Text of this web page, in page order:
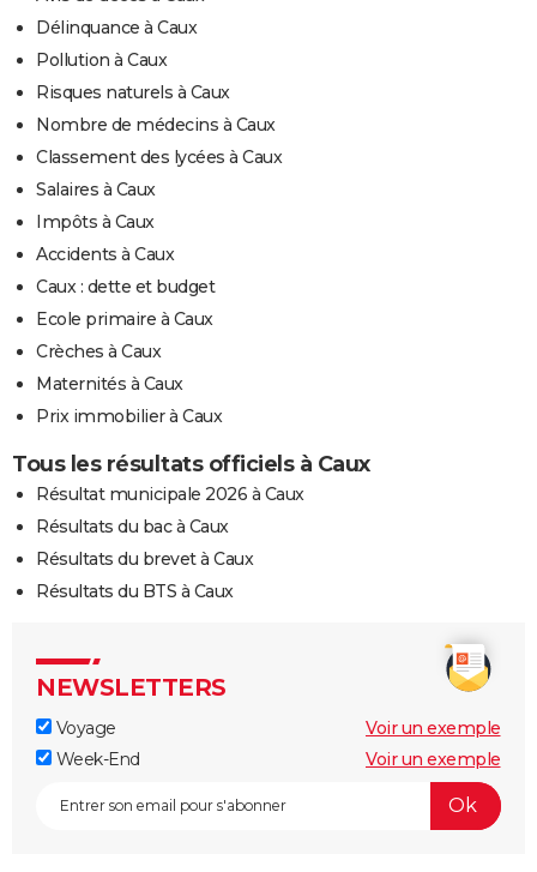
Délinquance à Caux
Pollution à Caux
Risques naturels à Caux
Nombre de médecins à Caux
Classement des lycées à Caux
Salaires à Caux
Impôts à Caux
Accidents à Caux
Caux : dette et budget
Ecole primaire à Caux
Crèches à Caux
Maternités à Caux
Prix immobilier à Caux
Tous les résultats officiels à Caux
Résultat municipale 2026 à Caux
Résultats du bac à Caux
Résultats du brevet à Caux
Résultats du BTS à Caux
NEWSLETTERS
Voyage
Voir un exemple
Week-End
Voir un exemple